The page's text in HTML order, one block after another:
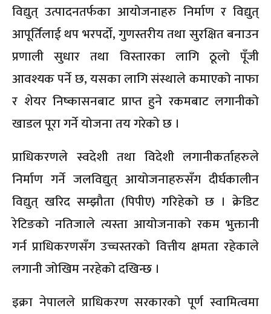
विद्युत् उत्पादनतर्फका आयोजनाहरु निर्माण र विद्युत्
आपूर्तिलाई थप भरपर्दो, गुणस्तरीय तथा सुरक्षित बनाउन
प्रणाली सुधार तथा विस्तारका लागि ठूलो पूँजी
आवश्यक पर्ने छ, यसका लागि संस्थाले कमाएको नाफा
र शेयर निष्कासनबाट प्राप्त हुने रकमबाट लगानीको
खाडल पूरा गर्ने योजना तय गरेको छ ।
प्राधिकरणले स्वदेशी तथा विदेशी लगानीकर्ताहरुले
निर्माण गर्ने जलविद्युत् आयोजनाहरुसँग दीर्घकालीन
विद्युत् खरिद सम्झौता (पिपीए) गरिहेको छ । क्रेडिट
रेटिङको नतिजाले त्यस्ता आयोजनाको रकम भुक्तानी
गर्न प्राधिकरणसँग उच्चस्तरको वित्तीय क्षमता रहेकाले
लगानी जोखिम नरहेको दखिन्छ ।
इक्रा नेपालले प्राधिकरण सरकारको पूर्ण स्वामित्वमा